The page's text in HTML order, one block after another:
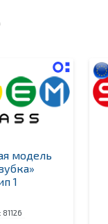
модель
1
81126